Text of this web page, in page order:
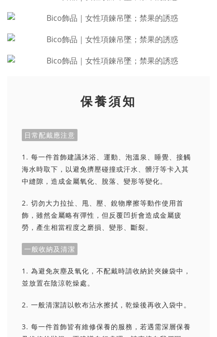
保養須知
日常配戴應注意
1. 每一件首飾建議沐浴、運動、泡溫泉、睡覺、接觸
海水時取下，以避免擠壓碰撞或汗水、髒汙等卡入其
中縫隙，造成金屬氧化、脫落、變形等變化。
2. 切勿大力拉扯、甩、壓、銳物摩擦等動作使用首
飾，雖然金屬略有彈性，但反覆凹折會造成金屬疲
勞，產生相當程度之磨損、變形、斷裂。
一般收納及清潔
1. 為避免灰塵及氧化，不配戴時請收納於夾鍊袋中，
並放置在陰涼乾燥處。
2. 一般清潔請以軟布沾水擦拭，乾燥後再收入袋中。
3. 每一件首飾皆有維修保養的服務，若遇需深層保養